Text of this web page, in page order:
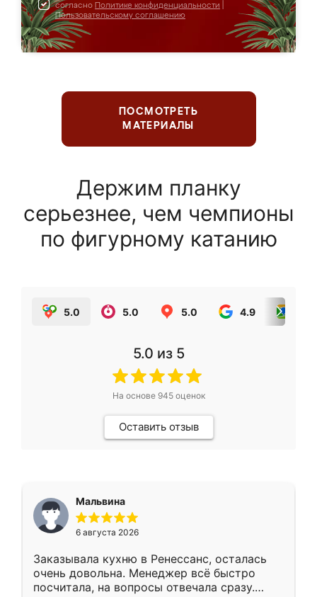
согласно Политике конфиденциальности
Пользовательскому соглашению
ПОСМОТРЕТЬ
МАТЕРИАЛЫ
Держим планку
серьезнее, чем чемпионы
по фигурному катанию
5.0 5.0 5.0 4.9
5.0 из 5
На основе 945оценок
Оставить отзыв
Мальвина
6 августа 2026
Заказывала кухню в Ренессанс, осталась
очень довольна. Менеджер всё быстро
посчитала, на вопросы отвечала сразу.